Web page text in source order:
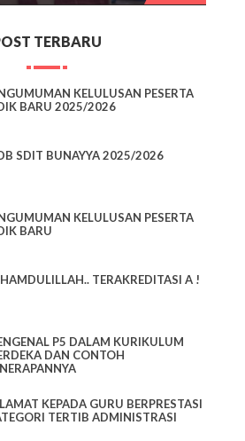
TERBARU
KELULUSAN PESERTA
BARU 2025/2026
SDIT BUNAYYA 2025/2026
KELULUSAN PESERTA
BARU
TERAKREDITASI A !
P5 DALAM KURIKULUM
DAN CONTOH
KEPADA GURU BERPRESTASI
TERTIB ADMINISTRASI